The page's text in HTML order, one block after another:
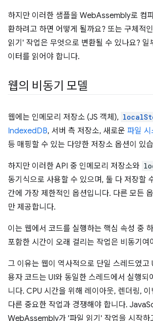
하지만 이러한 샘플을 WebAssembly로 컴
환하려고 하면 어떻게 될까요? 또는 구체적
읽기' 작업은 무엇으로 변환될 수 있나요? 일
이터를 읽어야 합니다.
웹의 비동기 모델
웹에는 인메모리 저장소 (JS 객체),
IndexedDB, 서버 측 저장소, 새로운 파일
등 매핑할 수 있는 다양한 저장소 옵션이 있
하지만 이러한 API 중 인메모리 저장소와
동기식으로 사용할 수 있으며, 둘 다 저장할
간에 가장 제한적인 옵션입니다. 다른 모든
만 제공합니다.
이는 웹에서 코드를 실행하는 핵심 속성 중
포함한 시간이 오래 걸리는 작업은 비동기여
그 이유는 웹이 역사적으로 단일 스레드였고
용자 코드는 UI와 동일한 스레드에서 실행되
니다. CPU 시간을 위해 레이아웃, 렌더링,
다른 중요한 작업과 경쟁해야 합니다.
WebAssembly가 '파일 읽기' 작업을 시작하